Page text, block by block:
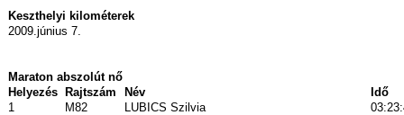
Keszthelyi kilométerek
2009.június 7.
Maraton abszolút nő
Helyezés
Rajtszám Név
Idő
1
M82 LUBICS Szilvia